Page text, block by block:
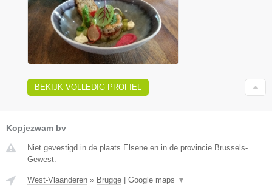
BEKIJK VOLLEDIG PROFIEL
Kopjezwam bv
Niet gevestigd in de plaats Elsene en in de provincie Brussels-
Gewest.
West-Vlaanderen » Brugge | Google maps ▼